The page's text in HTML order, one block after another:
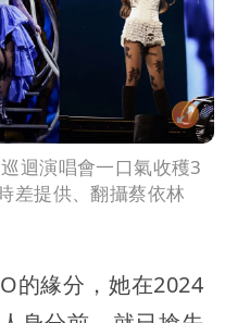
迴演唱會一口氣收穫3
差提供、翻攝蔡依林
的緣分，她在2024